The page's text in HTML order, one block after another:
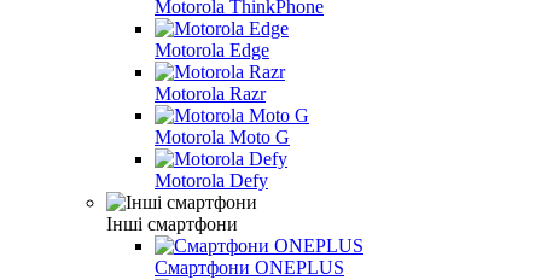
Motorola ThinkPhone
Motorola Edge
Motorola Razr
Motorola Moto G
Motorola Defy
Інші смартфони
Смартфони ONEPLUS